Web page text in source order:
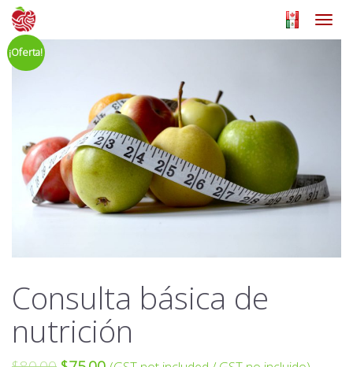
¡Oferta!
Consulta básica de
nutrición